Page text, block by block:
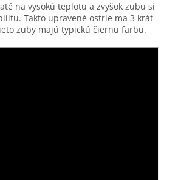
na vysokú teplotu a zvyšok zubu si
Takto upravené ostrie ma 3 krát
zuby majú typickú čiernu farbu.